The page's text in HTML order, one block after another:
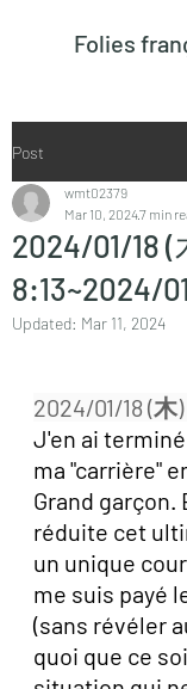
Folies
Post
2024/01/18 (
8:13~2024/
wmt02379
Mar 10, 20247 min
Updated: Mar 11, 2024
2024/01/18 (木)
J'en ai
ma "carrière"
Grand garçon.
réduite cet
un unique
me suis payé
(sans révéler
quoi que ce